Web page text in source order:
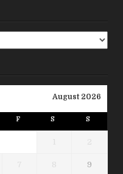
August 2026
F S S
1 2
7 8 9